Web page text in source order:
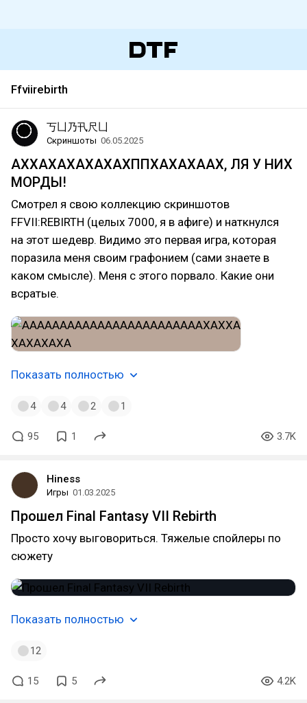
Ffviirebirth
丂凵乃卂尺凵
Скриншоты 06.05.2025
АХХАХАХАХАХАХППХАХАХААХ, ЛЯ У НИХ
МОРДЫ!
Смотрел я свою коллекцию скриншотов
FFVII:REBIRTH (целых 7000, я в афиге) и наткнулся
на этот шедевр. Видимо это первая игра, которая
поразила меня своим графонием (сами знаете в
каком смысле). Меня с этого порвало. Какие они
всратые.
Показать полностью
4 4 2 1
95 1 3.7K
Hiness
Игры 01.03.2025
Прошел Final Fantasy VII Rebirth
Просто хочу выговориться. Тяжелые спойлеры по
сюжету
Показать полностью
12
15 5 4.2K